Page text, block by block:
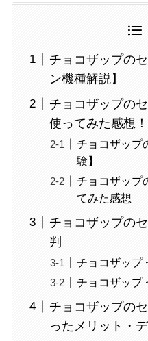
チョコザップの
ン機種解説】
チョコザップの
使ってみた感想！
チョコザップ
験】
チョコザップ
てみた感想
チョコザップの
判
チョコザップ
チョコザップ
チョコザップの
ったメリット・